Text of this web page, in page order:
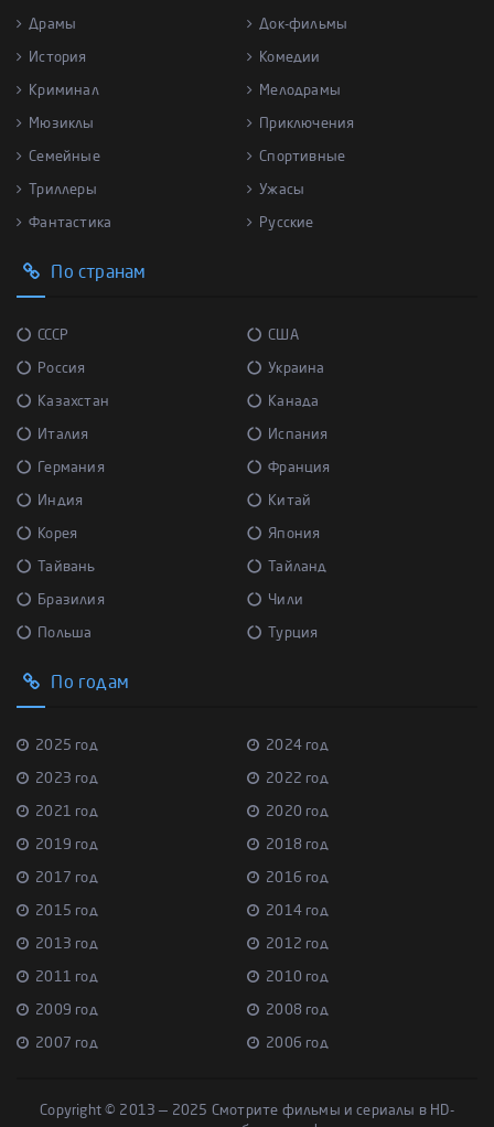
Драмы Док-фильмы
История Комедии
Криминал Мелодрамы
Мюзиклы Приключения
Семейные Спортивные
Триллеры Ужасы
Фантастика Русские
По странам
СССР США
Россия Украина
Казахстан Канада
Италия Испания
Германия Франция
Индия Китай
Корея Япония
Тайвань Тайланд
Бразилия Чили
Польша Турция
По годам
2025 год 2024 год
2023 год 2022 год
2021 год 2020 год
2019 год 2018 год
2017 год 2016 год
2015 год 2014 год
2013 год 2012 год
2011 год 2010 год
2009 год 2008 год
2007 год 2006 год
Copyright © 2013 — 2025 Смотрите фильмы и сериалы в HD-